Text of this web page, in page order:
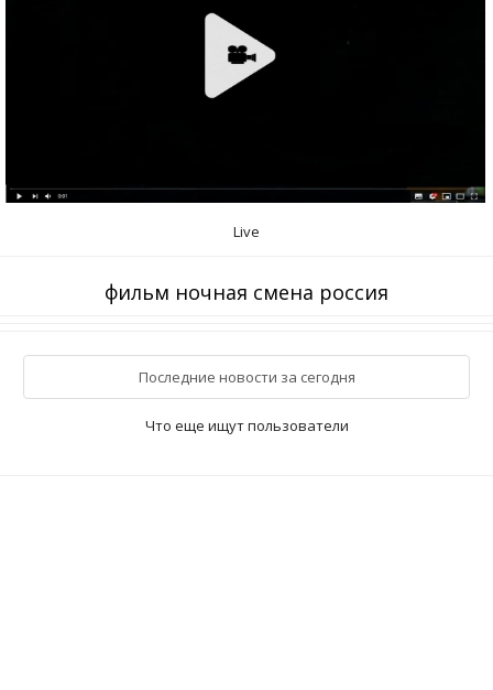
Live
фильм ночная смена россия
Последние новости за сегодня
Что еще ищут пользователи